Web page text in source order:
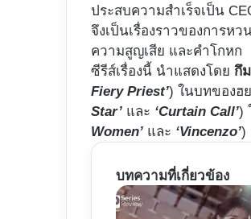
ประสบความสำเร็จเป็น
จึงเป็นเรื่องราวของการห
ความสูญเสีย และคำโกหก
ซีรีส์เรื่องนี้ นำแสดงโดยกึ
Fiery Priest’) ในบทของฮ
Star’ และ ‘Curtain Call’)
Women’ และ ‘Vincenzo’)
บทความที่เกี่ยวข้อง